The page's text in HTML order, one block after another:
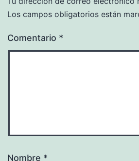
Los campos obligatorios están
Comentario *
Nombre *